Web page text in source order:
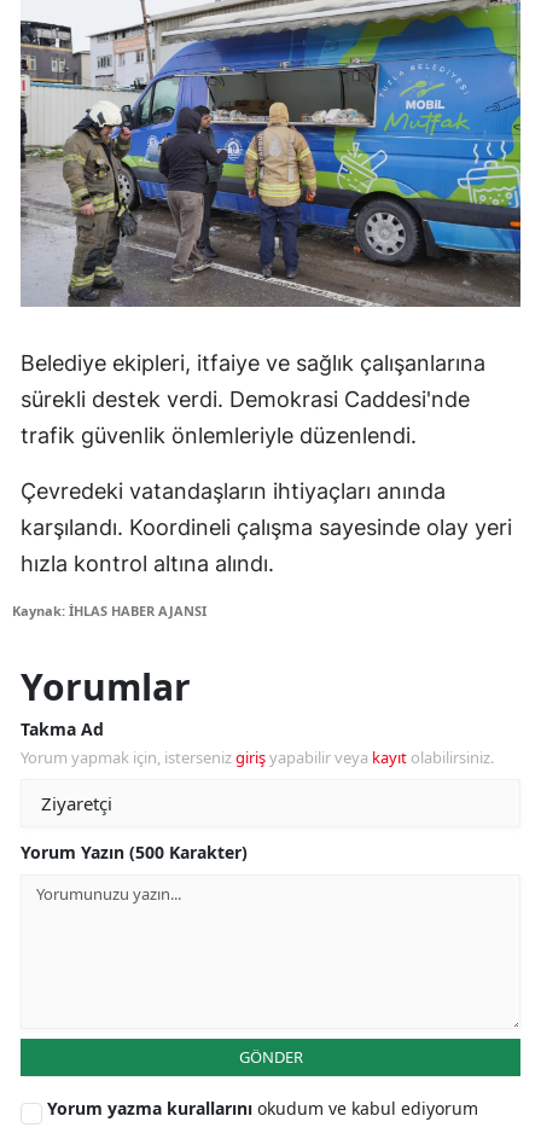
Belediye ekipleri, itfaiye ve sağlık çalışanlarına
sürekli destek verdi. Demokrasi Caddesi'nde
trafik güvenlik önlemleriyle düzenlendi.
Çevredeki vatandaşların ihtiyaçları anında
karşılandı. Koordineli çalışma sayesinde olay yeri
hızla kontrol altına alındı.
Kaynak: İHLAS HABER AJANSI
Yorumlar
Takma Ad
Yorum yapmak için, istersenizgirişyapabilir veya kayıt olabilirsiniz.
Yorum Yazın (500 Karakter)
GÖNDER
Yorum yazma kurallarını okudum ve kabul ediyorum